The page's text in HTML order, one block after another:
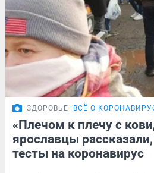
ЗДОРОВЬЕ ВСЁ О
«Плечом к плечу с
ярославцы
тесты на коронавирус